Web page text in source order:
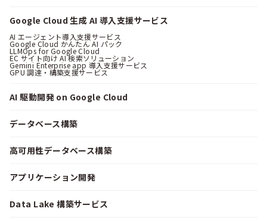
Google Cloud 生成 AI 導入支援サービス
AI エージェント導入支援サービス
Google Cloud かんたん AI パック
LLMOps for Google Cloud
EC サイト向け AI 検索ソリューション
Gemini Enterprise app 導入支援サービス
GPU 調達・構築支援サービス
AI 駆動開発 on Google Cloud
データベース構築
高可用性データベース構築
アプリケーション開発
Data Lake 構築サービス